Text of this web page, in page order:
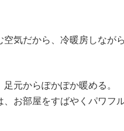
気だから、冷暖房しなが
元からぽかぽか暖める。
お部屋をすばやくパワフ